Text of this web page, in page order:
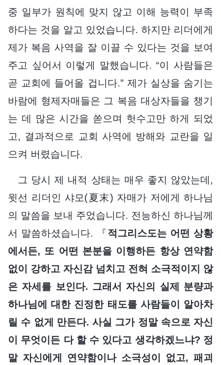
중 일부가 원칙에 맞지 않고 이해 능력이 부족
하다는 것을 알고 있었습니다. 하지만 리더에게
제가 복음 사역을 잘 이끌 수 있다는 것을 보여
주고 싶어서 이렇게 말했습니다. “이 사람들은
곧 교회에 들어올 겁니다.” 제가 실상을 숨기는
바람에 형제자매들은 그 복음 대상자들을 챙기
는 데 많은 시간을 쏟으며 헛수고만 하게 되었
고, 결과적으로 교회 사역에 방해와 교란을 일
으켜 버렸습니다.
그 당시 제 내적 상태는 매우 좋지 않았는데,
윗선 리더인 샤모(夏末) 자매가 저에게 하나님
의 말씀을 보내 주었습니다. 전능하신 하나님께
서 말씀하셨습니다. 『 적그리스도는 어떤 상황
에서든, 또 어떤 본분을 이행하든 항상 연약함
없이 강하고 자신감 넘치고 전혀 소극적이지 않
은 자세를 보인다. 그래서 자신의 실제 분량과
하나님에 대한 진정한 태도를 사람들이 알아차
릴 수 없게 만든다. 사실 그가 정말 속으로 자신
이 무엇이든 다 할 수 있다고 생각하겠느냐? 정
말 자신에게 연약함이나 소극성이 없고, 패괴